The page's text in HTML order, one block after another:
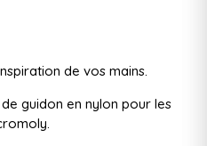
de vos mains.
guidon en nylon pour les